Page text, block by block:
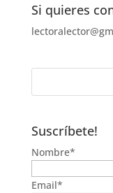
Si quieres
Suscríbete!
Nombre*
Email*